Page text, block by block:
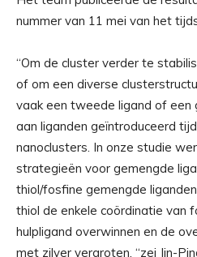
nummer van 11 mei van het
“Om de cluster verder te
of om een ​​diverse
vaak een tweede ligand of een
aan liganden geïntroduceerd
nanoclusters. In onze studie
strategieën voor gemengde
thiol/fosfine gemengde
thiol de enkele coördinatie van
hulpligand overwinnen en de
met zilver vergroten, “zei Jin-